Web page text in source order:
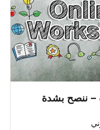
– ننصح بشدة